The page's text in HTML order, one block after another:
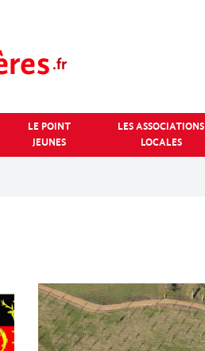
LE POINT
JEUNES
LES ASSOCIATIONS
LOCALES